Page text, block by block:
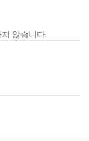
않습니다.